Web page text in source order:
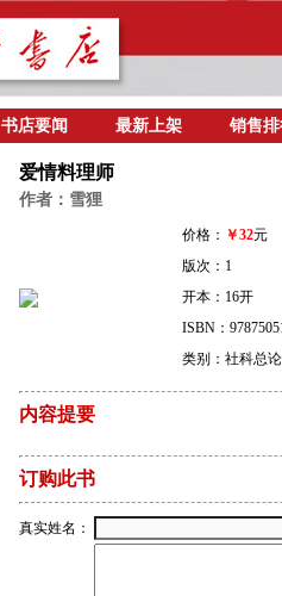
书店要闻 最新上架 销售
爱情料理师
作者：雪狸
价格： ￥32元
版次：1
开本：16开
ISBN：
类别：社科总论
内容提要
订购此书
真实姓名：